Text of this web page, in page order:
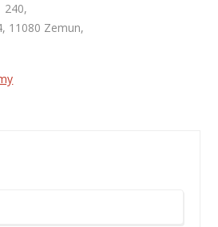
240,
11080 Zemun,